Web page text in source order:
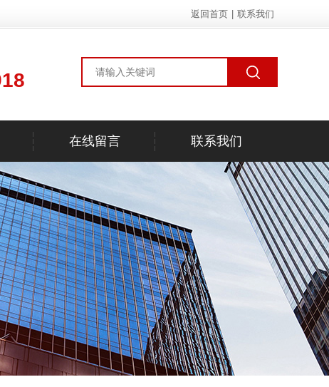
返回首页 联系我们
在线留言 联系我们